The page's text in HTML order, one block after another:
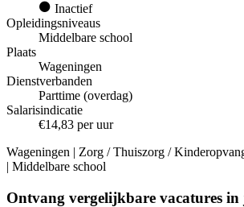
Inactief
Opleidingsniveaus
Middelbare school
Plaats
Wageningen
Dienstverbanden
Parttime (overdag)
Salarisindicatie
€14,83 per uur
Wageningen | Zorg / Thuiszorg /
| Middelbare school
Ontvang vergelijkbare vacatures in